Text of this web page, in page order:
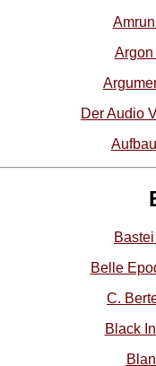
Argon
Der Audio
Belle
C.
Black